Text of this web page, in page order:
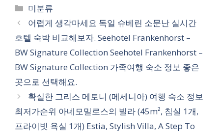
카
테
고
리
미분류
어렵게 생각마세요 독일 슈베린 소문난 실시간
호텔 숙박 비교해보자. Seehotel Frankenhorst –
BW Signature Collection Seehotel Frankenhorst –
BW Signature Collection 가족여행 숙소 정보 좋은
곳으로 선택해요.
확실한 그리스 메토니 (메세니아) 여행 숙소 정보
최저가순위 아네모밀로스의 빌라 (45m², 침실 1개,
프라이빗 욕실 1개) Estia, Stylish Villa, A Step To